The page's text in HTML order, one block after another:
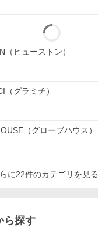
（ヒューストン）
（グラミチ）
（グローブハウス）
に22件のカテゴリを見る
ら探す